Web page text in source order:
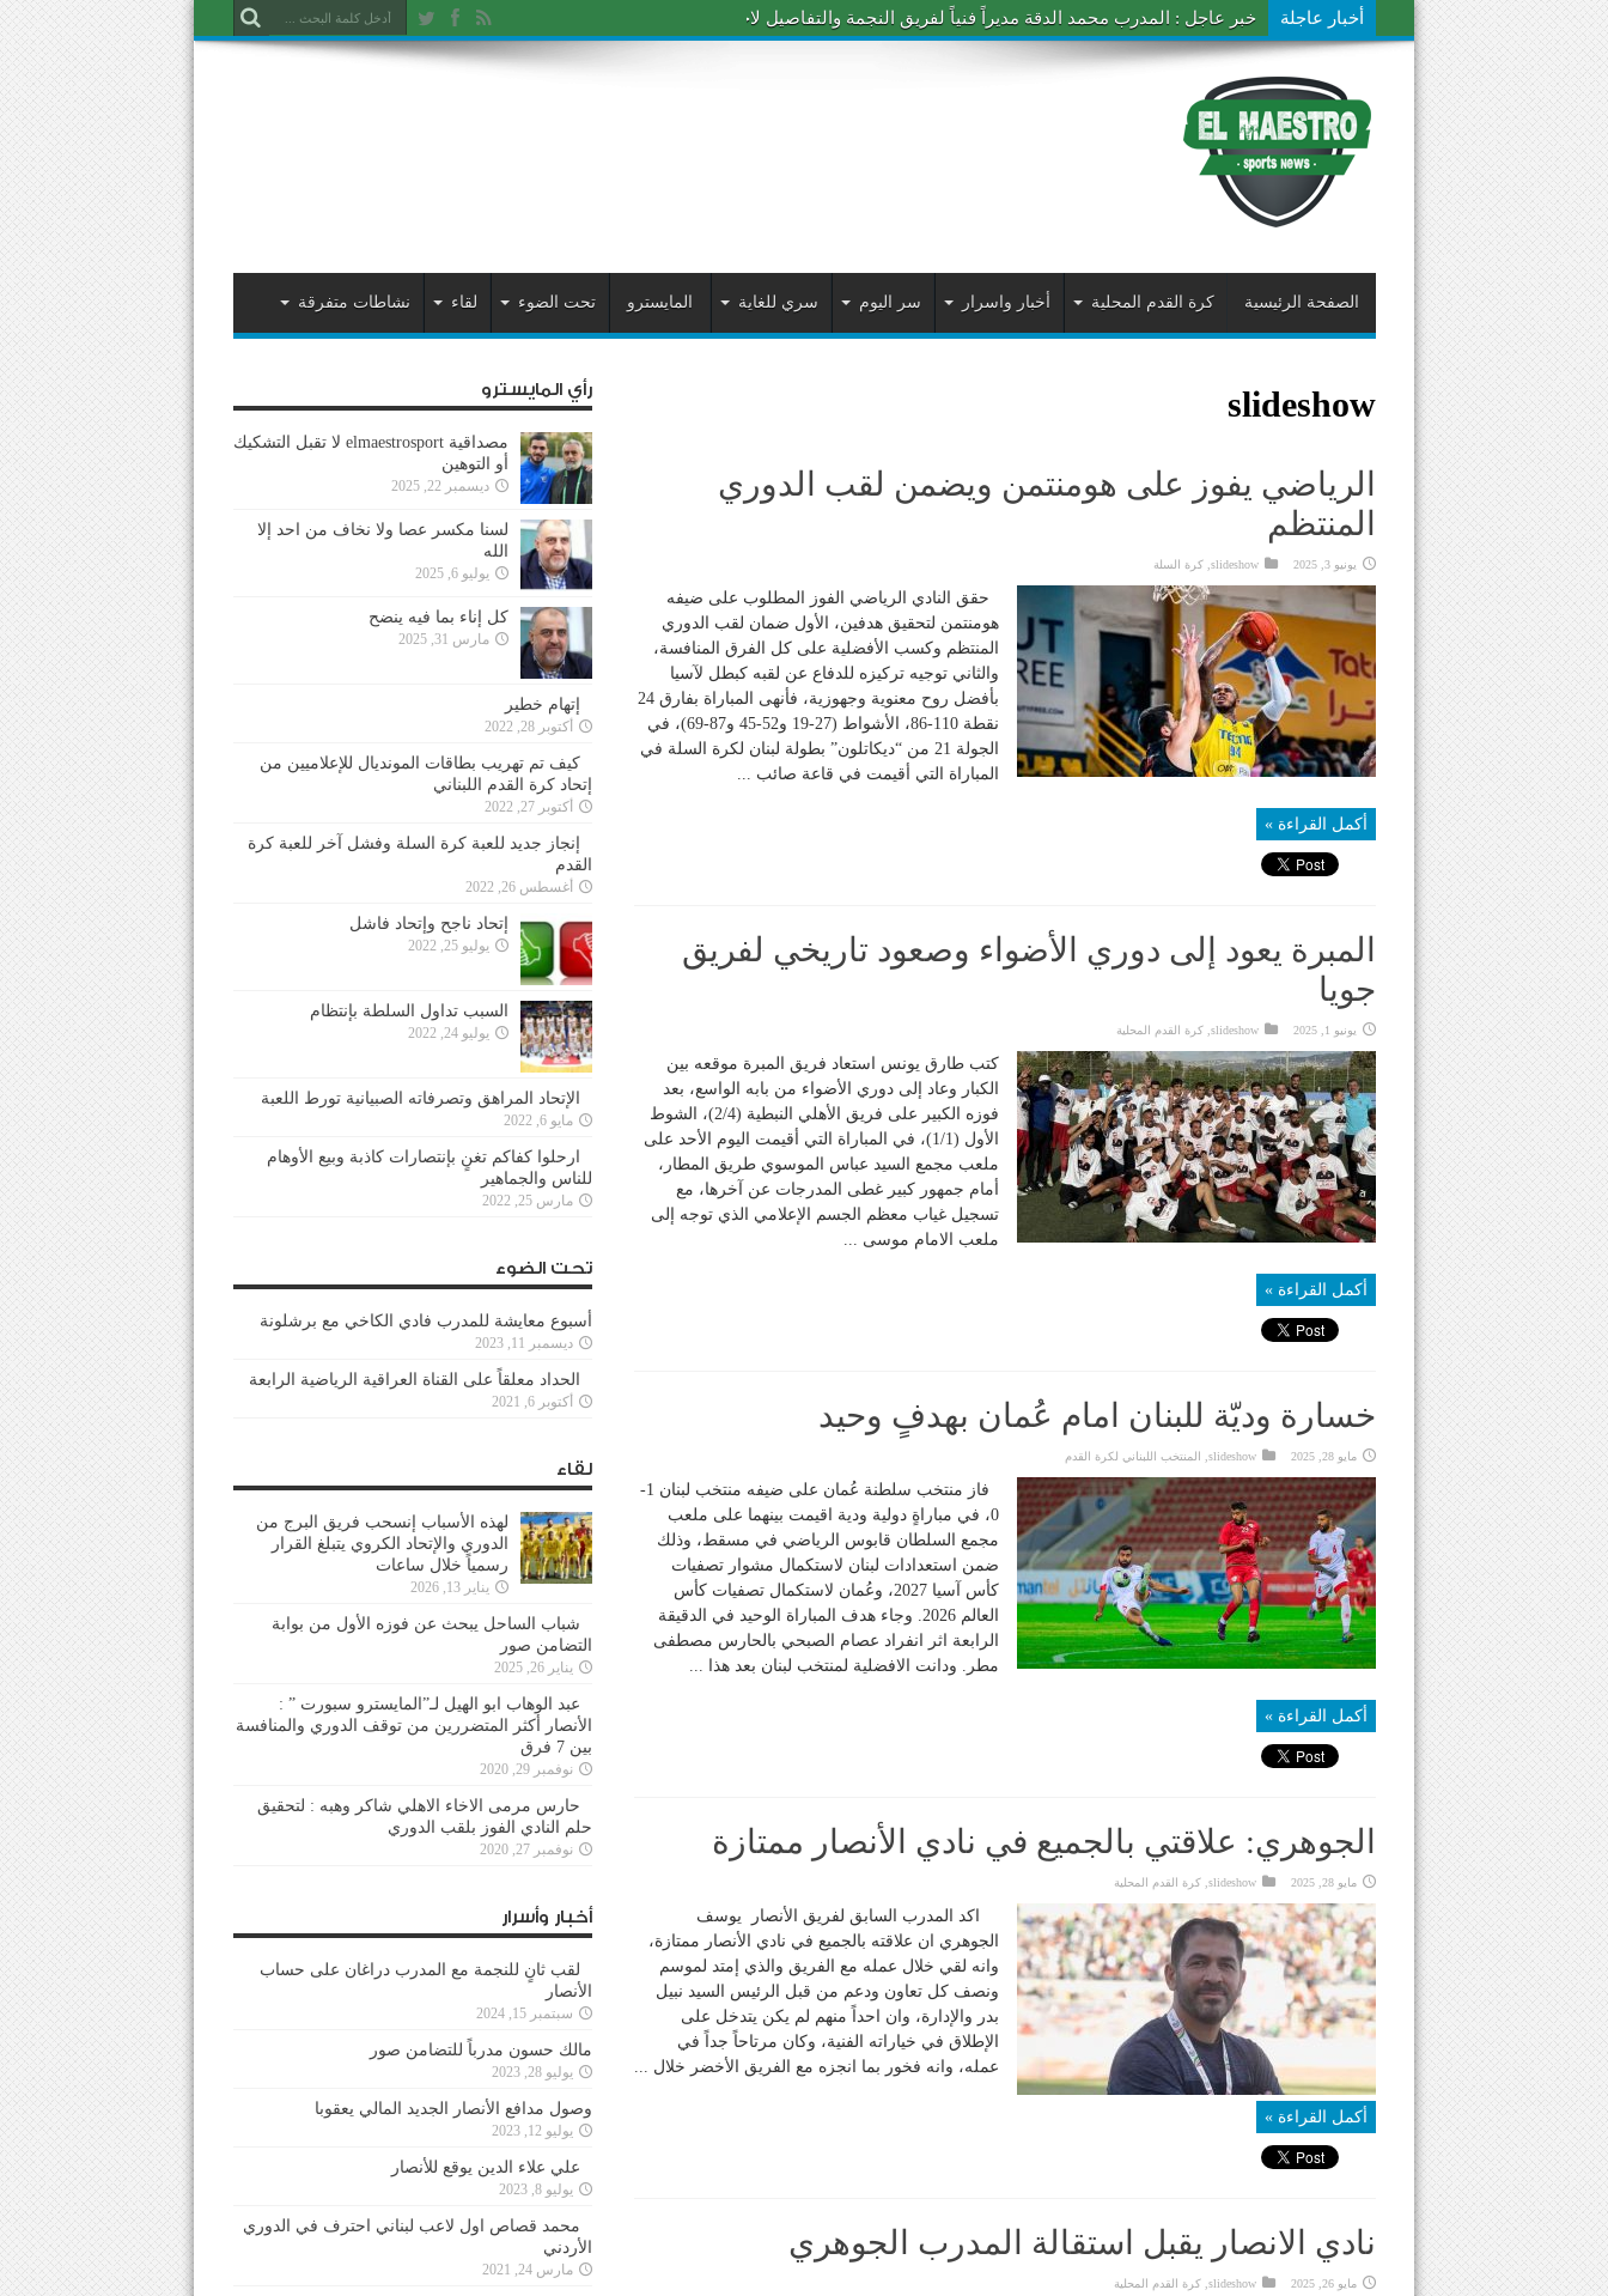
أخبار عاجلة خبر عاجل : المدرب محمد الدقة مديراً فنياً لفريق النجمة والتفاصيل لاحقاً
الصفحة الرئيسية كرة القدم المحلية أخبار واسرار سر اليوم سري للغاية المايسترو تحت الضوء لقاء نشاطات متفرقة
slideshow
الرياضي يفوز على هومنتمن ويضمن لقب الدوري
المنتظم
يونيو 3, 2025 slideshow
,كرة السلة
حقق النادي الرياضي الفوز المطلوب على ضيفه
هومنتمن لتحقيق هدفين، الأول ضمان لقب الدوري
المنتظم وكسب الأفضلية على كل الفرق المنافسة،
والثاني توجيه تركيزه للدفاع عن لقبه كبطل لآسيا
بأفضل روح معنوية وجهوزية، فأنهى المباراة بفارق 24
نقطة 110-86، الأشواط (27-19 و52-45 و87-69)، في
الجولة 21 من “ديكاتلون” بطولة لبنان لكرة السلة في
المباراة التي أقيمت في قاعة صائب ...
أكمل القراءة »
المبرة يعود إلى دوري الأضواء وصعود تاريخي لفريق
جويا
يونيو 1, 2025 slideshow
,كرة القدم المحلية
كتب طارق يونس استعاد فريق المبرة موقعه بين
الكبار وعاد إلى دوري الأضواء من بابه الواسع، بعد
فوزه الكبير على فريق الأهلي النبطية (2/4)، الشوط
الأول (1/1)، في المباراة التي أقيمت اليوم الأحد على
ملعب مجمع السيد عباس الموسوي طريق المطار،
أمام جمهور كبير غطى المدرجات عن آخرها، مع
تسجيل غياب معظم الجسم الإعلامي الذي توجه إلى
ملعب الامام موسى ...
أكمل القراءة »
خسارة وديّة للبنان امام عُمان بهدفٍ وحيد
مايو 28, 2025 slideshow المنتخب اللبناني لكرة القدم
فاز منتخب سلطنة عُمان على ضيفه منتخب لبنان 1-
0، في مباراةٍ دولية ودية اقيمت بينهما على ملعب
مجمع السلطان قابوس الرياضي في مسقط، وذلك
ضمن استعدادات لبنان لاستكمال مشوار تصفيات
كأس آسيا 2027، وعُمان لاستكمال تصفيات كأس
العالم 2026. وجاء هدف المباراة الوحيد في الدقيقة
الرابعة اثر انفراد عصام الصبحي بالحارس مصطفى
مطر. ودانت الافضلية لمنتخب لبنان بعد هذا ...
أكمل القراءة »
الجوهري: علاقتي بالجميع في نادي الأنصار ممتازة
مايو 28, 2025 slideshow
,كرة القدم المحلية
اكد المدرب السابق لفريق الأنصار يوسف
الجوهري ان علاقته بالجميع في نادي الأنصار ممتازة،
وانه لقي خلال عمله مع الفريق والذي إمتد لموسم
ونصف كل تعاون ودعم من قبل الرئيس السيد نبيل
بدر والإدارة، وان احداً منهم لم يكن يتدخل على
الإطلاق في خياراته الفنية، وكان مرتاحاً جداً في
عمله، وانه فخور بما انجزه مع الفريق الأخضر خلال ...
أكمل القراءة »
نادي الانصار يقبل استقالة المدرب الجوهري
مايو 26, 2025 slideshow
,كرة القدم المحلية
رأي المايسترو
مصداقية elmaestrosport لا تقبل التشكيك
أو التوهين
ديسمبر 22, 2025
لسنا مكسر عصا ولا نخاف من احد إلا
الله
يوليو 6, 2025
كل إناء بما فيه ينضح
مارس 31, 2025
إتهام خطير
أكتوبر 28, 2022
كيف تم تهريب بطاقات المونديال للإعلاميين من
إتحاد كرة القدم اللبناني
أكتوبر 27, 2022
إنجاز جديد للعبة كرة السلة وفشل آخر للعبة كرة
القدم
أغسطس 26, 2022
إتحاد ناجح وإتحاد فاشل
يوليو 25, 2022
السبب تداول السلطة بإنتظام
يوليو 24, 2022
الإتحاد المراهق وتصرفاته الصبيانية تورط اللعبة
مايو 6, 2022
ارحلوا كفاكم تغنٍ بإنتصارات كاذبة وبيع الأوهام
للناس والجماهير
مارس 25, 2022
تحت الضوء
أسبوع معايشة للمدرب فادي الكاخي مع برشلونة
ديسمبر 11, 2023
الحداد معلقاً على القناة العراقية الرياضية الرابعة
أكتوبر 6, 2021
لقاء
لهذه الأسباب إنسحب فريق البرج من
الدوري والإتحاد الكروي يتبلغ القرار
رسمياً خلال ساعات
يناير 13, 2026
شباب الساحل يبحث عن فوزه الأول من بوابة
التضامن صور
يناير 26, 2025
عبد الوهاب ابو الهيل لـ”المايسترو سبورت ” :
الأنصار أكثر المتضررين من توقف الدوري والمنافسة
بين 7 فرق
نوفمبر 29, 2020
حارس مرمى الاخاء الاهلي شاكر وهبه : لتحقيق
حلم النادي الفوز بلقب الدوري
نوفمبر 27, 2020
أخبار وأسرار
لقب ثانٍ للنجمة مع المدرب دراغان على حساب
الأنصار
سبتمبر 15, 2024
مالك حسون مدرباً للتضامن صور
يوليو 28, 2023
وصول مدافع الأنصار الجديد المالي يعقوبا
يوليو 12, 2023
علي علاء الدين يوقع للأنصار
يوليو 8, 2023
محمد قصاص اول لاعب لبناني احترف في الدوري
الأردني
مارس 24, 2021